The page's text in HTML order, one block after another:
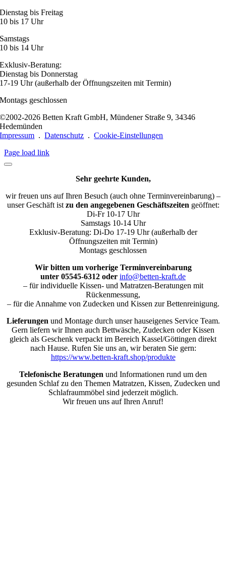
Dienstag bis Freitag
10 bis 17 Uhr
Samstags
10 bis 14 Uhr
Exklusiv-Beratung:
Dienstag bis Donnerstag
17-19 Uhr (außerhalb der Öffnungszeiten mit Termin)
Montags geschlossen
©2002-2026 Betten Kraft GmbH, Mündener Straße 9, 34346
Hedemünden
Impressum .Datenschutz .Cookie-Einstellungen
Page load link
Sehr geehrte Kunden,
wir freuen uns auf Ihren Besuch (auch ohne Terminvereinbarung) –
unser Geschäft ist zu den angegebenen Geschäftszeiten geöffnet:
Di-Fr 10-17 Uhr
Samstags 10-14 Uhr
Exklusiv-Beratung: Di-Do 17-19 Uhr (außerhalb der
Öffnungszeiten mit Termin)
Montags geschlossen
Wir bitten um vorherige Terminvereinbarung
unter 05545-6312 oder info@betten-kraft.de
– für individuelle Kissen- und Matratzen-Beratungen mit
Rückenmessung,
– für die Annahme von Zudecken und Kissen zur Bettenreinigung.
Lieferungen und Montage durch unser hauseigenes Service Team.
Gern liefern wir Ihnen auch Bettwäsche, Zudecken oder Kissen
gleich als Geschenk verpackt im Bereich Kassel/Göttingen direkt
nach Hause. Rufen Sie uns an, wir beraten Sie gern:
https://www.betten-kraft.shop/produkte
Telefonische Beratungen und Informationen rund um den
gesunden Schlaf zu den Themen Matratzen, Kissen, Zudecken und
Schlafraummöbel sind jederzeit möglich.
Wir freuen uns auf Ihren Anruf!